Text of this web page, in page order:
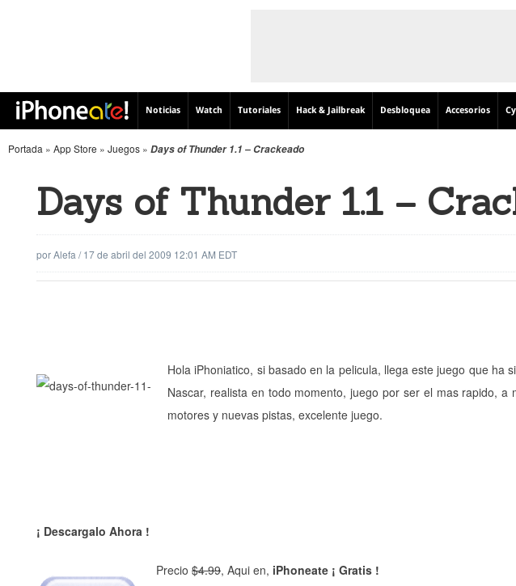
Noticias Watch Tutoriales Hack & Jailbreak Desbloquea Accesorios
Portada » App Store » Juegos » Days of Thunder 1.1 – Crackeado
Days of Thunder 1.1 –
porAlefa /17 de abril del 2009 12:01 AM EDT
Hola iPhoniatico, si basado en la pelicula, llega este juego que ha
Nascar, realista en todo momento, juego por ser el mas rapido,
motores y nuevas pistas, excelente juego.
¡ Descargalo Ahora !
Precio $4.99, Aqui en, iPhoneate ¡ Gratis !